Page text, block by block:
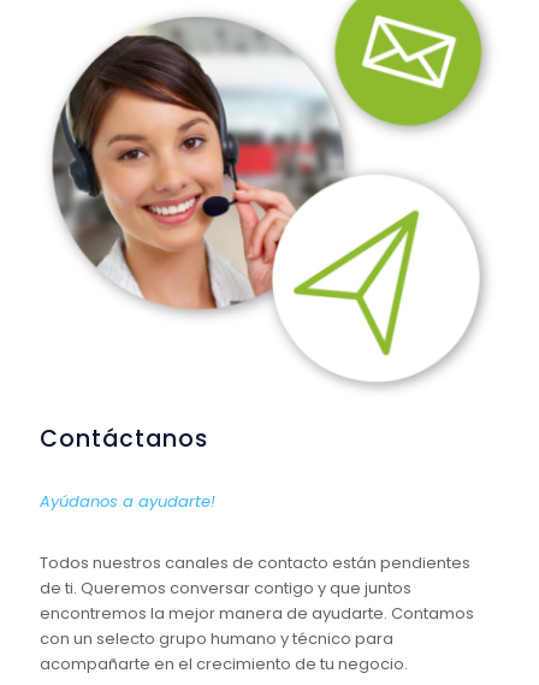
Contáctanos
Ayúdanos a ayudarte!
Todos nuestros canales de contacto están pendientes
de ti. Queremos conversar contigo y que juntos
encontremos la mejor manera de ayudarte. Contamos
con un selecto grupo humano y técnico para
acompañarte en el crecimiento de tu negocio.